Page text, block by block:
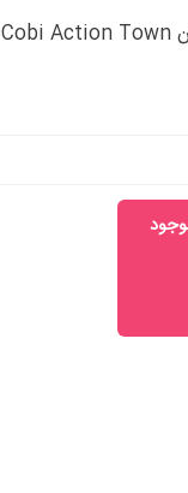
اسباب بازی ساختنی مدل زندگی شهری- بیمارستان Cobi Action Town